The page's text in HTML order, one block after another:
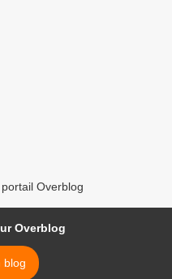
Overblog
Overblog
blog